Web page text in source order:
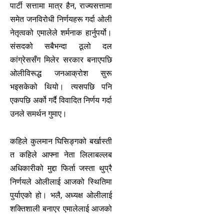
पार्टी सत्तामा मात्र हैन, राज्यसत्तामा
समेत जनविरोधी निर्णयहरू गर्दा ओली
नेतृत्वको एमालेले शर्मनाक हार्नुपर्यो।
संसदको सबैभन्दा ठूलो दल
कांग्रेससँग मिलेर सरकार बनाएपछि
ओलीविरूद्ध जनआक्रोश सुरू
भइसकेको थियो। त्यसपछि पनि
एकपछि अर्को गर्दै विवादित निर्णय गर्दा
उनले समर्थन गुमाए।
कहिले कुलमान घिसिङ्गको बर्खास्ती
त कहिले आफ्ना नेता लिलाबल्लब
अधिकारीको मुद्दा फिर्ता जस्ता थुप्रै
निर्णयले ओलीलाई आजको स्थितिमा
पुर्याएको हो। भलै, अध्यक्ष ओलीलाई
शक्तिशाली बनाएर एमालेलाई आजको